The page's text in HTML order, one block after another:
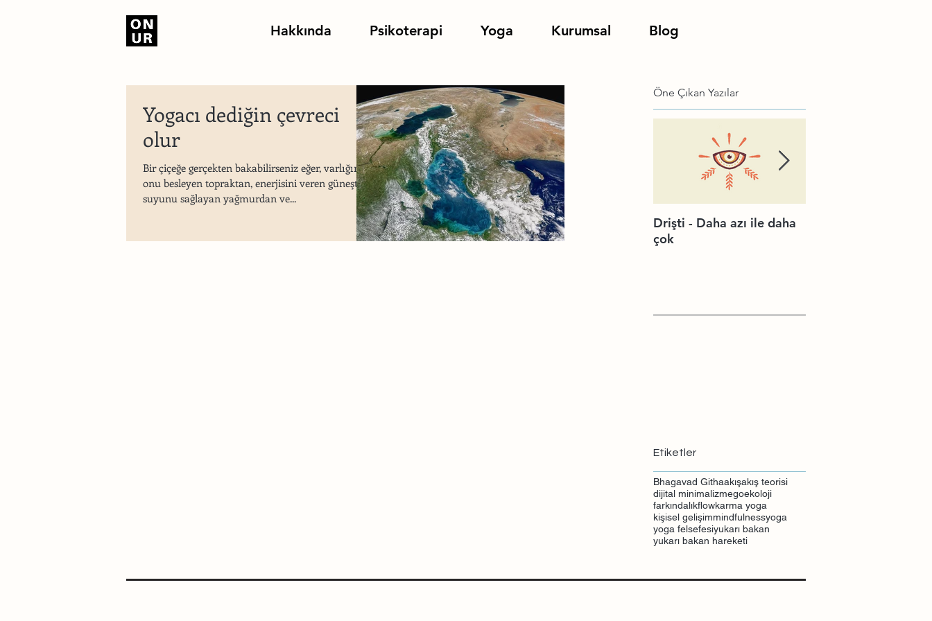
Hakkında Psikoterapi Yoga Kurumsal Blog
Yogacı dediğin çevreci
olur
Bir çiçeğe gerçekten bakabilirseniz eğer, varlığının
onu besleyen topraktan, enerjisini veren güneşten,
suyunu sağlayan yağmurdan ve...
Öne Çıkan Yazılar
Drişti - Daha azı ile daha
çok
Etiketler
Bhagavad Githaakışakış teorisi
dijital minimalizmegoekoloji
farkındalıkflowkarma yoga
kişisel gelişimmindfulnessyoga
yoga felsefesiyukarı bakan
yukarı bakan hareketi